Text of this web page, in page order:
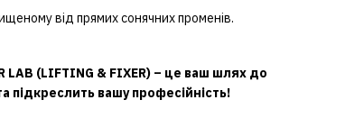
від прямих сонячних променів.
LAB (LIFTING & FIXER) – це ваш шлях до
підкреслить вашу професійність!